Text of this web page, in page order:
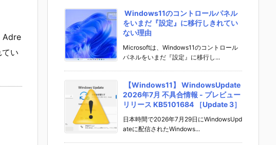
Adre
い
Windows11のコントロールパネル
をいまだ『設定』に移行しきれてい
ない理由
Microsoftは、Windows11のコントロール
パネルをいまだ『設定』に移行し...
【Windows11】 WindowsUpdate
2026年7月 不具合情報 - プレビュー
リリース KB5101684 ［Update 3］
日本時間で2026年7月29日にWindowsUpd
ateに配信されたWindows...